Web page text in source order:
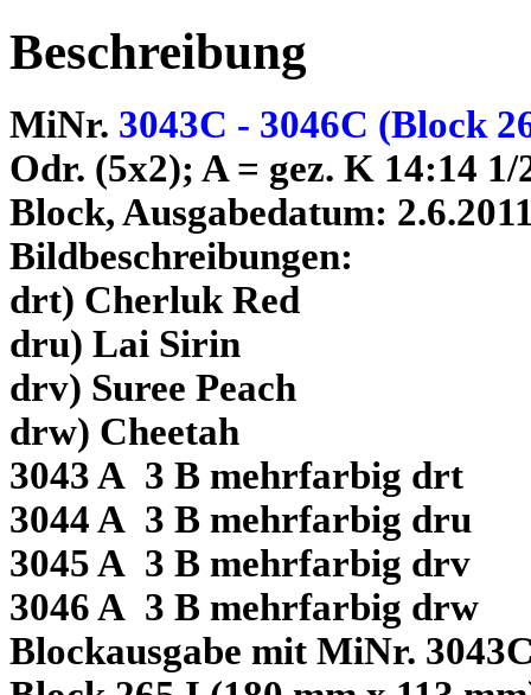
Beschreibung
MiNr. 3043C - 3046C (Block
Odr. (5x2); A = gez. K 14:14
Block, Ausgabedatum:
Bildbeschreibungen:
drt) Cherluk Red
dru) Lai Sirin
drv) Suree Peach
drw) Cheetah
3043 A 3 B mehrfarbig drt
3044 A 3 B mehrfarbig dru
3045 A 3 B mehrfarbig drv
3046 A 3 B mehrfarbig drw
Blockausgabe mit MiNr.